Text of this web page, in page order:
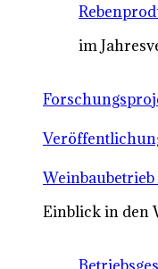
im
Weinbaubetrieb
Einblick in den